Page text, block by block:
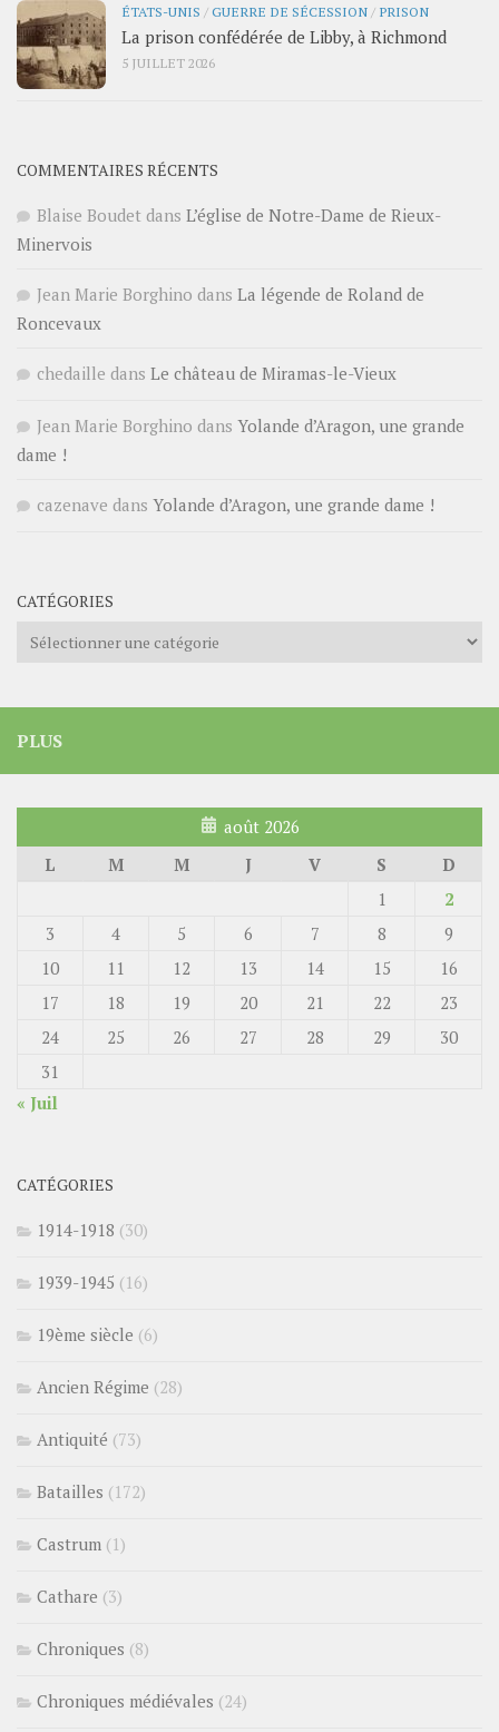
ÉTATS-UNIS /GUERRE DE SÉCESSION / PRISON
La prison confédérée de Libby, à Richmond
5 JUILLET 2026
COMMENTAIRES RÉCENTS
Blaise Boudet dans L’église de Notre-Dame de Rieux-
Minervois
Jean Marie Borghino dans La légende de Roland de
Roncevaux
chedaille dans Le château de Miramas-le-Vieux
Jean Marie Borghino dans Yolande d’Aragon, une grande
dame !
cazenave dans Yolande d’Aragon, une grande dame !
CATÉGORIES
Catégories
PLUS
août 2026
L
M M J V S
D
1
2
3
4 5 6 7 8
9
10
11 12 13 14 15
16
17
18 19 20 21 22
23
24
25 26 27 28 29
30
31
« Juil
CATÉGORIES
1914-1918 (30)
1939-1945 (16)
19ème siècle (6)
Ancien Régime (28)
Antiquité (73)
Batailles (172)
Castrum (1)
Cathare (3)
Chroniques (8)
Chroniques médiévales (24)